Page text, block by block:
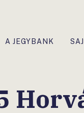
A JEGYBANK